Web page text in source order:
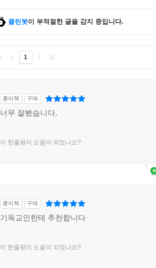
클린봇이 부적절한 글을 감지 중입니다.
1
종이책 구매
너무 잘봤습니다.
이 한줄평이 도움이 되었나요?
종이책 구매
기독교인한테 추천합니다
이 한줄평이 도움이 되었나요?